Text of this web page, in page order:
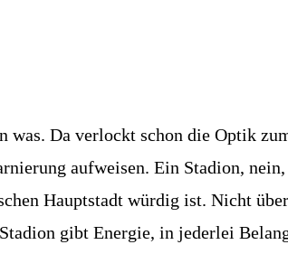
was. Da verlockt schon die Optik
aufweisen. Ein Stadion,
Hauptstadt würdig ist. Nicht
gibt Energie, in jederlei